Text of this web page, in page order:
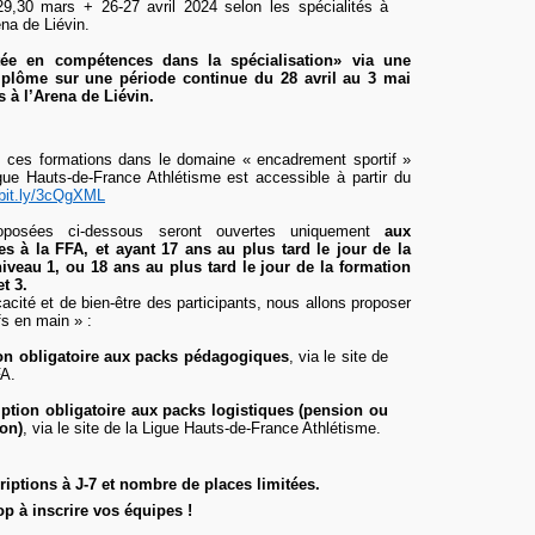
mars + 26-27 avril 2024 selon les spécialités à
de Liévin.
en compétences dans la spécialisation» via une
sur une période continue du 28 avril au 3 mai
à l’Arena de Liévin.
ces formations dans le domaine « encadrement sportif »
Hauts-de-France Athlétisme est accessible à partir du
3cQgXML
ci-dessous seront ouvertes uniquement aux
à la FFA, et ayant 17 ans au plus tard le jour de la
1, ou 18 ans au plus tard le jour de la formation
3.
et de bien-être des participants, nous allons proposer
en main » :
obligatoire aux packs pédagogiques, via le site de
obligatoire aux packs logistiques (pension ou
, via le site de la Ligue Hauts-de-France Athlétisme.
à J-7 et nombre de places limitées.
à inscrire vos équipes !